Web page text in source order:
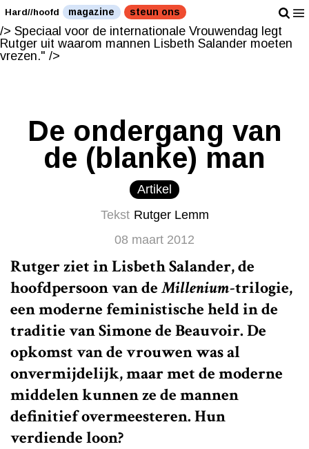
Speciaal voor de internationale Vrouwendag legt Rutger
uit waarom mannen Lisbeth Salander moeten vrezen."
/> Speciaal voor de internationale Vrouwendag legt
Rutger uit waarom mannen Lisbeth Salander moeten
vrezen." />
Hard//hoofd magazine steun ons
De ondergang van
de (blanke) man
Artikel
Tekst Rutger Lemm
08 maart 2012
Rutger ziet in Lisbeth Salander, de
hoofdpersoon van deMillenium-trilogie,
een moderne feministische held in de
traditie van Simone de Beauvoir. De
opkomst van de vrouwen was al
onvermijdelijk, maar met de moderne
middelen kunnen ze de mannen
definitief overmeesteren. Hun
verdiende loon?